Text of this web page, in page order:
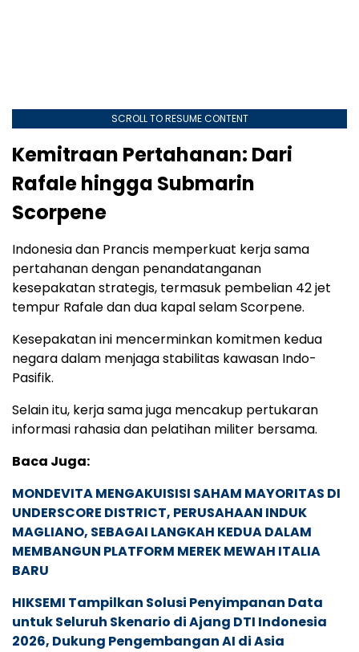
SCROLL TO RESUME CONTENT
Kemitraan Pertahanan: Dari
Rafale hingga Submarin
Scorpene
Indonesia dan Prancis memperkuat kerja sama
pertahanan dengan penandatanganan
kesepakatan strategis, termasuk pembelian 42 jet
tempur Rafale dan dua kapal selam Scorpene.
Kesepakatan ini mencerminkan komitmen kedua
negara dalam menjaga stabilitas kawasan Indo-
Pasifik.
Selain itu, kerja sama juga mencakup pertukaran
informasi rahasia dan pelatihan militer bersama.
Baca Juga:
MONDEVITA MENGAKUISISI SAHAM MAYORITAS DI
UNDERSCORE DISTRICT, PERUSAHAAN INDUK
MAGLIANO, SEBAGAI LANGKAH KEDUA DALAM
MEMBANGUN PLATFORM MEREK MEWAH ITALIA
BARU
HIKSEMI Tampilkan Solusi Penyimpanan Data
untuk Seluruh Skenario di Ajang DTI Indonesia
2026, Dukung Pengembangan AI di Asia